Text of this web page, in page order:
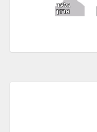
גלעד
ארדן